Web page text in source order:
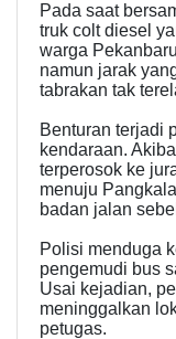
Pada saat
truk colt diesel
warga
namun jarak
tabrakan tak
Benturan terjadi
kendaraan.
terperosok ke
menuju
badan jalan
Polisi menduga
pengemudi bus
Usai kejadian,
meninggalkan
petugas.